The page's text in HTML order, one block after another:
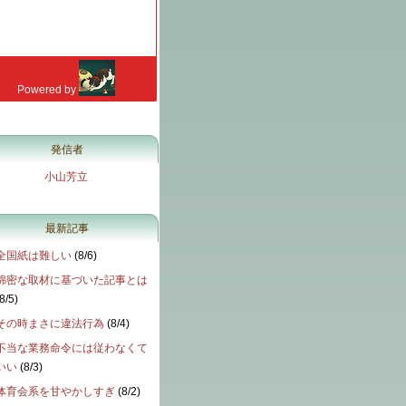
発信者
小山芳立
最新記事
国紙は難しい (8/6)
密な取材に基づいた記事とは
8/5)
の時まさに違法行為 (8/4)
当な業務命令には従わなくて
い (8/3)
育会系を甘やかしすぎ (8/2)